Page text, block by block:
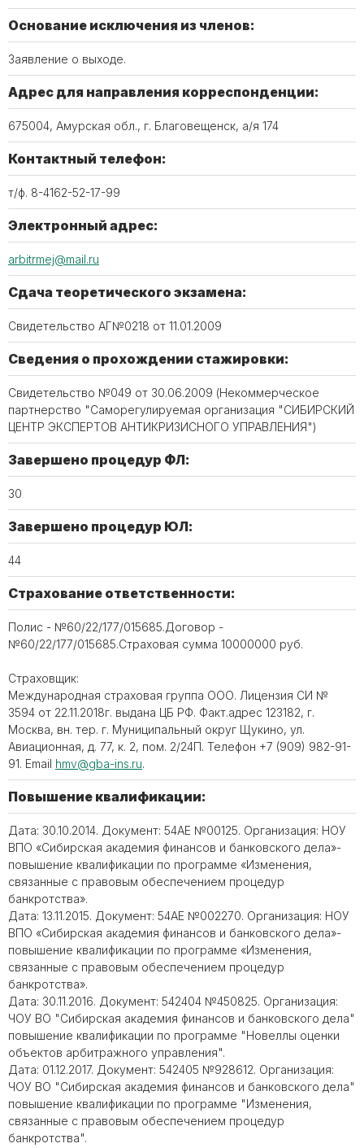
Основание исключения из членов:
Заявление о выходе.
Адрес для направления корреспонденции:
675004, Амурская обл., г. Благовещенск, а/я 174
Контактный телефон:
т/ф. 8-4162-52-17-99
Электронный адрес:
arbitrmej@mail.ru
Сдача теоретического экзамена:
Свидетельство АГ№0218 от 11.01.2009
Сведения о прохождении стажировки:
Свидетельство №049 от 30.06.2009 (Некоммерческое
партнерство "Саморегулируемая организация "СИБИРСКИЙ
ЦЕНТР ЭКСПЕРТОВ АНТИКРИЗИСНОГО УПРАВЛЕНИЯ")
Завершено процедур ФЛ:
30
Завершено процедур ЮЛ:
44
Страхование ответственности:
Полис - №60/22/177/015685.Договор -
№60/22/177/015685.Страховая сумма 10000000 руб.
Страховщик:
Международная страховая группа ООО. Лицензия СИ №
3594 от 22.11.2018г. выдана ЦБ РФ. Факт.адрес 123182, г.
Москва, вн. тер. г. Муниципальный округ Щукино, ул.
Авиационная, д. 77, к. 2, пом. 2/24П. Телефон +7 (909) 982-91-
91. Email hmv@gba-ins.ru.
Повышение квалификации:
Дата: 30.10.2014. Документ: 54АЕ №00125. Организация: НОУ
ВПО «Сибирская академия финансов и банковского дела»-
повышение квалификации по программе «Изменения,
связанные с правовым обеспечением процедур
банкротства».
Дата: 13.11.2015. Документ: 54АЕ №002270. Организация: НОУ
ВПО «Сибирская академия финансов и банковского дела»-
повышение квалификации по программе «Изменения,
связанные с правовым обеспечением процедур
банкротства».
Дата: 30.11.2016. Документ: 542404 №450825. Организация:
ЧОУ ВО "Сибирская академия финансов и банковского дела"
повышение квалификации по программе "Новеллы оценки
объектов арбитражного управления".
Дата: 01.12.2017. Документ: 542405 №928612. Организация:
ЧОУ ВО "Сибирская академия финансов и банковского дела"
повышение квалификации по программе "Изменения,
связанные с правовым обеспечением процедур
банкротства".